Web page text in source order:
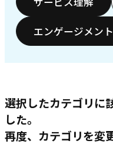
エンゲージメン
選択したカテゴリに
した。
再度、カテゴリを変